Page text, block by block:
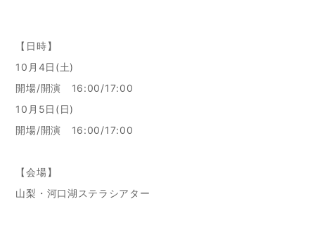
【日時】
10月4日(土)
開場/開演 16:00/17:00
10月5日(日)
開場/開演 16:00/17:00
【会場】
山梨・河口湖ステラシアター